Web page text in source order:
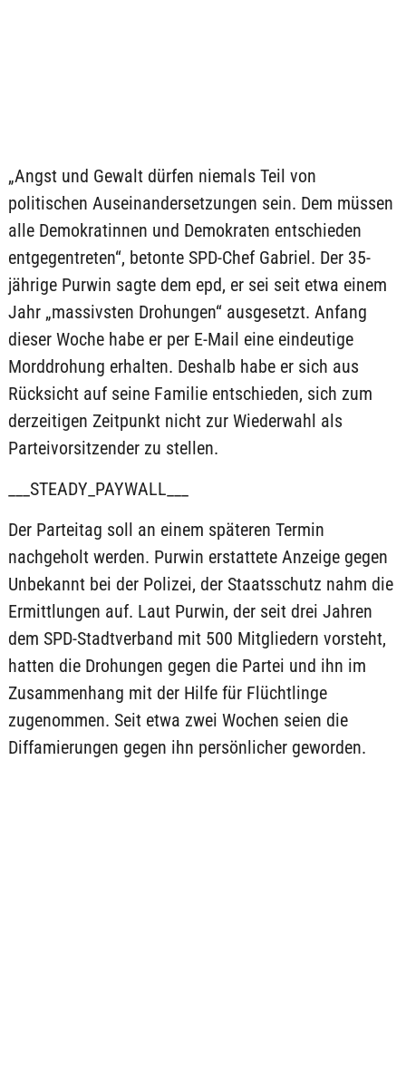
„Angst und Gewalt dürfen niemals Teil von
politischen Auseinandersetzungen sein. Dem müssen
alle Demokratinnen und Demokraten entschieden
entgegentreten“, betonte SPD-Chef Gabriel. Der 35-
jährige Purwin sagte dem epd, er sei seit etwa einem
Jahr „massivsten Drohungen“ ausgesetzt. Anfang
dieser Woche habe er per E-Mail eine eindeutige
Morddrohung erhalten. Deshalb habe er sich aus
Rücksicht auf seine Familie entschieden, sich zum
derzeitigen Zeitpunkt nicht zur Wiederwahl als
Parteivorsitzender zu stellen.
___STEADY_PAYWALL___
Der Parteitag soll an einem späteren Termin
nachgeholt werden. Purwin erstattete Anzeige gegen
Unbekannt bei der Polizei, der Staatsschutz nahm die
Ermittlungen auf. Laut Purwin, der seit drei Jahren
dem SPD-Stadtverband mit 500 Mitgliedern vorsteht,
hatten die Drohungen gegen die Partei und ihn im
Zusammenhang mit der Hilfe für Flüchtlinge
zugenommen. Seit etwa zwei Wochen seien die
Diffamierungen gegen ihn persönlicher geworden.